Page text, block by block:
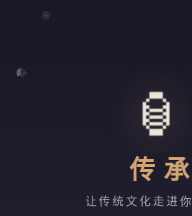
🍃
🌸
🏮
传承
让传统文化走进